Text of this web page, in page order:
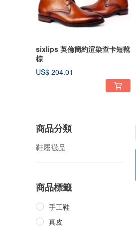
sixlips 英倫簡約渲染查卡短靴
棕
US$ 204.01
商品分類
鞋履襪品
商品標籤
手工鞋
真皮